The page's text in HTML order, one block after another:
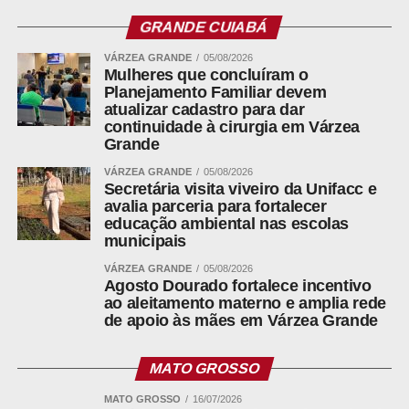
Em maio, Ananias Filho havia ameaçado convidar
prefeitos infiéis a deixar a sigla. Na convenção de julho,
recuou e descartou retaliações. A ameaça voltou pela
nenhum nome fosse enquadrado. O prazo das
convenções partidárias termina nesta quarta-feira (5),
quando o PL ainda pode formalizar a coligação e definir o
vice na chapa de Fagundes.
Leia Também: PL não pune Abilio,
que segue no partido e mantém veto
ao palanque do MDB
Licença de setembro voltou à mesa
GRANDE CUIABÁ
VÁRZEA GRANDE 05/08/2026
Mulheres que concluíram o
Planejamento Familiar devem
atualizar cadastro para dar
continuidade à cirurgia em Várzea
Grande
VÁRZEA GRANDE 05/08/2026
Secretária visita viveiro da Unifacc e
avalia parceria para fortalecer
educação ambiental nas escolas
municipais
VÁRZEA GRANDE 05/08/2026
Agosto Dourado fortalece incentivo
ao aleitamento materno e amplia rede
de apoio às mães em Várzea Grande
MATO GROSSO
MATO GROSSO 16/07/2026